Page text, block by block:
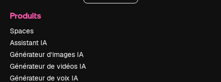
Produits
Spaces
Assistant IA
Générateur d’images IA
Générateur de vidéos IA
Générateur de voix IA